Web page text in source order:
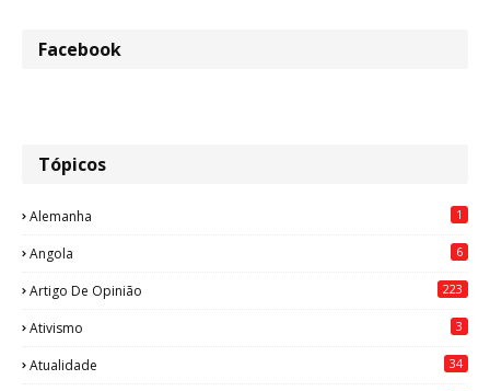
Facebook
Tópicos
Alemanha 1
Angola 6
Artigo De Opinião 223
Ativismo 3
Atualidade 34